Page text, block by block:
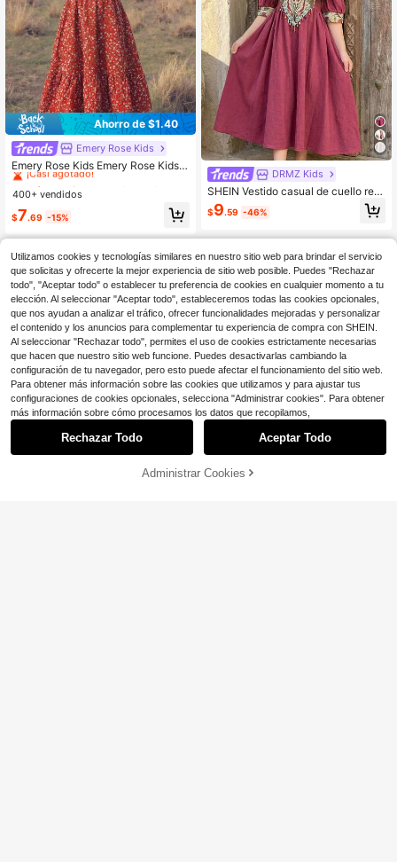
Ahorro de $1.40
Emery Rose Kids
Emery Rose Kids Emery Rose Kids V
estido casual con cuello redondo y
mangas abullonadas con estampad
#9 Más vendidos
en Rojo Vestidos para niñas
¡Casi agotado!
#9 Más vendidos
¡Casi agotado!
#9 Más vendidos
¡Casi agotado!
#9 Más vendidos
en Rojo Vestidos para niñas
400+ vendidos
$7.69 -15%
DRMZ Kids
SHEIN Vestido casual de cuello red
ondo con mangas abullonadas para
niña
$9.59 -46%
¡51% DE DESCUENTO!
Utilizamos cookies y tecnologías similares en nuestro sitio web para brindar el servicio
que solicitas y ofrecerte la mejor experiencia de sitio web posible. Puedes "Rechazar
todo", "Aceptar todo" o establecer tu preferencia de cookies en cualquier momento a tu
elección. Al seleccionar "Aceptar todo", estableceremos todas las cookies opcionales,
que nos ayudan a analizar el tráfico, ofrecer funcionalidades mejoradas y personalizar
el contenido y los anuncios para complementar tu experiencia de compra con SHEIN.
Al seleccionar "Rechazar todo", permites el uso de cookies estrictamente necesarias
que hacen que nuestro sitio web funcione. Puedes desactivarlas cambiando la
configuración de tu navegador, pero esto puede afectar el funcionamiento del sitio web.
Para obtener más información sobre las cookies que utilizamos y para ajustar tus
configuraciones de cookies opcionales, selecciona "Administrar cookies". Para obtener
más información sobre cómo procesamos los datos que recopilamos,
Rechazar Todo Aceptar Todo
Administrar Cookies